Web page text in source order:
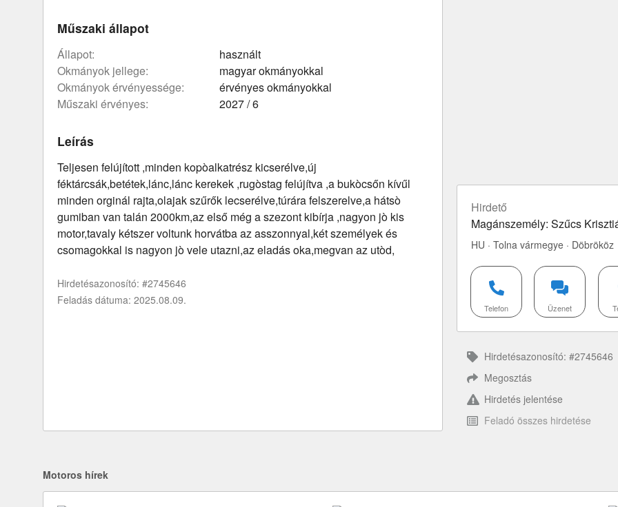
Hirdető
Magánszemély: Szűcs
HU · Tolna vármegye · Döbrököz
Telefon Üzenet
Hirdetésazonosító: #2745646
Megosztás
Hirdetés jelentése
Feladó összes hirdetése
Műszaki állapot
állapot:
használt
okmányok jellege:
magyar okmányokkal
okmányok érvényessége:
érvényes okmányokkal
műszaki érvényes:
2027 / 6
Leírás
Teljesen felújított ,minden kopòalkatrész kicserélve,új
féktárcsák,betétek,lánc,lánc kerekek ,rugòstag felújítva ,a bukòcsőn kívűl
minden orginál rajta,olajak szűrők lecserélve,túrára felszerelve,a hátsò
gumiban van talán 2000km,az első még a szezont kibírja ,nagyon jò kis
motor,tavaly kétszer voltunk horvátba az asszonnyal,két személyek és
csomagokkal is nagyon jò vele utazni,az eladás oka,megvan az utòd,
Hirdetésazonosító: #2745646
Feladás dátuma: 2025.08.09.
Motoros hírek